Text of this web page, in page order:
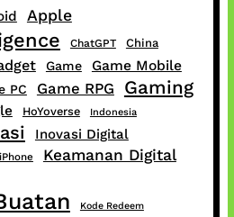
Apple
ChatGPT China
Game Game Mobile
PC Game RPG Gaming
HoYoverse Indonesia
Inovasi Digital
iPhone Keamanan Digital
Kode Redeem